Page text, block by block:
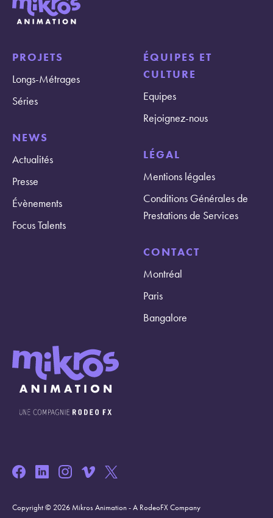
PROJETS
Longs-Métrages
Séries
NEWS
Actualités
Presse
Évènements
Focus Talents
ÉQUIPES ET
CULTURE
Equipes
Rejoignez-nous
LÉGAL
Mentions légales
Conditions Générales de
Prestations de Services
CONTACT
Montréal
Paris
Bangalore
Copyright © 2026 Mikros Animation - A RodeoFX Company